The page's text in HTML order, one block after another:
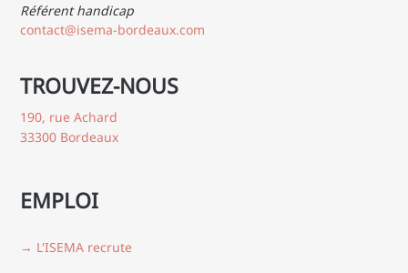
Référent handicap
contact@isema-bordeaux.com
TROUVEZ-NOUS
190, rue Achard
33300 Bordeaux
EMPLOI
→ L'ISEMA recrute